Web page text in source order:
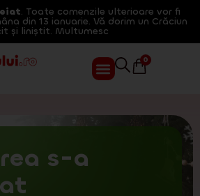
. Toate comenzile ulterioare vor fi
din 13 ianuarie. Vă dorim un Crăciun
și liniștit. Multumesc
0
s-a